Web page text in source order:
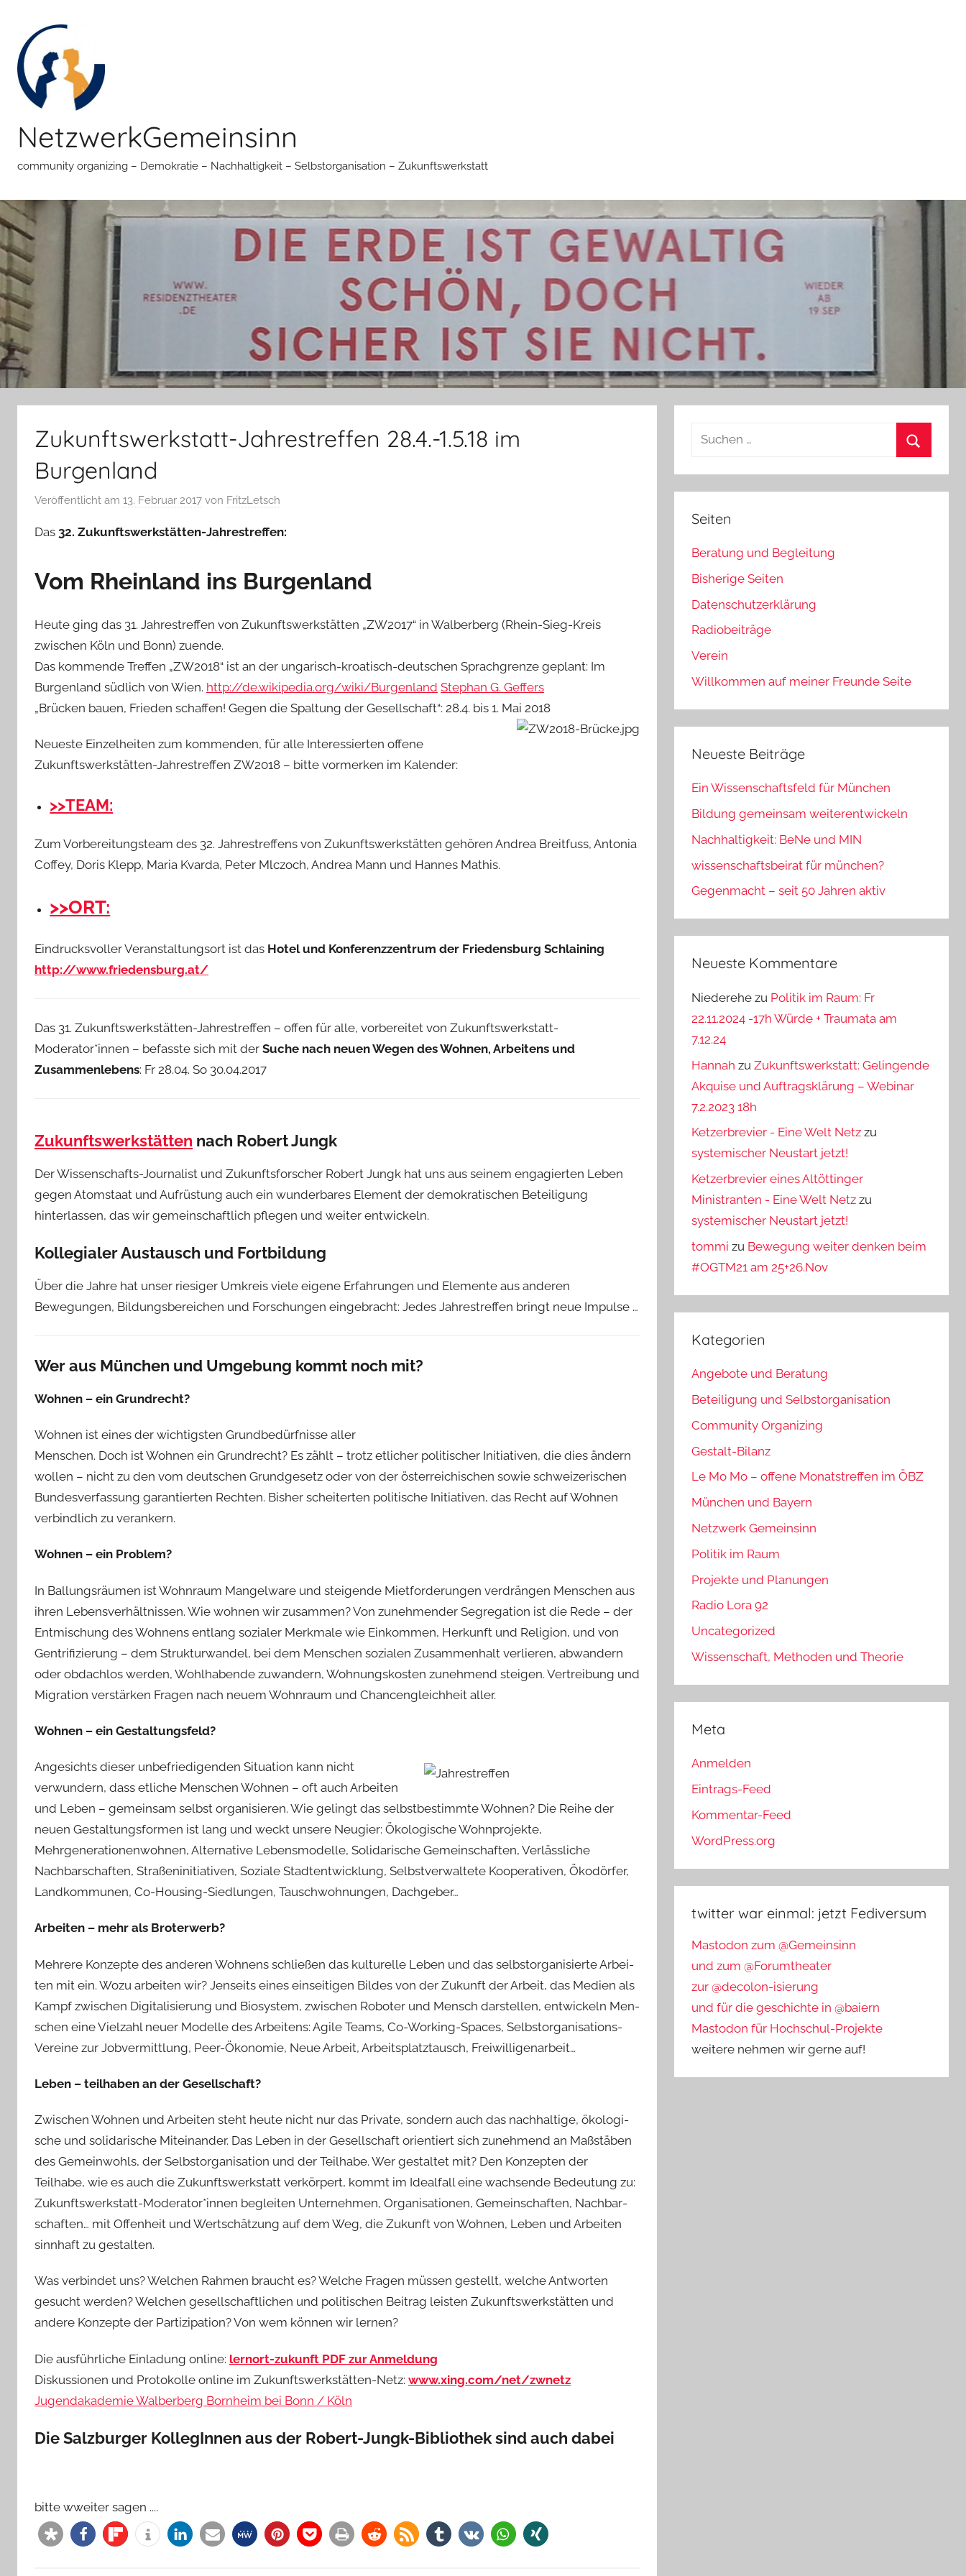
springen
NetzwerkGemeinsinn
community organizing – Demokratie – Nachhaltigkeit – Selbstorganisation – Zukunftswerkstatt
Zukunftswerkstatt-Jahrestreffen 28.4.-1.5.18 im
Burgenland
Veröffentlicht am 13. Februar 2017 von FritzLetsch
Das 32. Zukunftswerkstätten-Jahrestreffen:
Vom Rheinland ins Burgenland
Heute ging das 31. Jahrestreffen von Zukunftswerkstätten „ZW2017“ in Walberberg (Rhein-Sieg-Kreis
zwischen Köln und Bonn) zuende.
Das kommende Treffen „ZW2018“ ist an der ungarisch-kroatisch-deutschen Sprachgrenze geplant: Im
Burgenland südlich von Wien. http://de.wikipedia.org/wiki/Burgenland Stephan G. Geffers
„Brücken bauen, Frieden schaffen! Gegen die Spaltung der Gesellschaft“: 28.4. bis 1. Mai 2018
Neueste Einzelheiten zum kommenden, für alle Interessierten offene
Zukunftswerkstätten-Jahrestreffen ZW2018 – bitte vormerken im Kalender:
>>TEAM:
Zum Vorbereitungsteam des 32. Jahrestreffens von Zukunftswerkstätten gehören Andrea Breitfuss, Antonia
Coffey, Doris Klepp, Maria Kvarda, Peter Mlczoch, Andrea Mann und Hannes Mathis.
>>ORT:
Eindrucksvoller Veranstaltungsort ist das Hotel und Konferenzzentrum der Friedensburg Schlaining
http://www.friedensburg.at/
Das 31. Zukunftswerkstätten-Jahrestreffen – offen für alle, vorbereitet von Zukunftswerkstatt-
Moderator*innen – befasste sich mit der Suche nach neuen Wegen des Wohnen, Arbeitens und
Zusammenlebens: Fr 28.04. So 30.04.2017
Zukunftswerkstätten nach Robert Jungk
Der Wissenschafts-Journalist und Zukunftsforscher Robert Jungk hat uns aus seinem engagierten Leben
gegen Atomstaat und Aufrüstung auch ein wunderbares Element der demokratischen Beteiligung
hinterlassen, das wir gemeinschaftlich pflegen und weiter entwickeln.
Kollegialer Austausch und Fortbildung
Über die Jahre hat unser riesiger Umkreis viele eigene Erfahrungen und Elemente aus anderen
Bewegungen, Bildungsbereichen und Forschungen eingebracht: Jedes Jahrestreffen bringt neue Impulse …
Wer aus München und Umgebung kommt noch mit?
Wohnen – ein Grundrecht?
Wohnen ist eines der wichtigsten Grundbedürfnisse aller
Menschen. Doch ist Wohnen ein Grundrecht? Es zählt – trotz etlicher politischer Initiativen, die dies ändern
wollen – nicht zu den vom deutschen Grund­gesetz oder von der österreichischen sowie schweizerischen
Bundesverfassung garantierten Rechten. Bisher scheiterten politische Initiativen, das Recht auf Wohnen
verbindlich zu ver­ankern.
Wohnen – ein Problem?
In Ballungsräumen ist Wohnraum Mangelware und steigende Mietforderungen verdrängen Menschen aus
ihren Lebensverhältnissen. Wie wohnen wir zusammen? Von zunehmender Segregation ist die Rede – der
Entmischung des Wohnens entlang sozialer Merkmale wie Einkommen, Herkunft und Religion, und von
Gentrifizierung – dem Strukturwandel, bei dem Menschen sozialen Zusammenhalt verlieren, abwandern
oder obdachlos werden, Wohlhabende zuwandern, Wohnungskosten zunehmend steigen. Vertreibung und
Migration verstärken Fragen nach neuem Wohn­raum und Chancengleichheit aller.
Wohnen – ein Gestaltungsfeld?
Angesichts dieser unbefriedigenden Situation kann nicht
verwundern, dass etliche Menschen Wohnen – oft auch Arbeiten
und Leben – gemeinsam selbst organisieren. Wie gelingt das selbstbestimmte Wohnen? Die Reihe der
neuen Gestaltungsformen ist lang und weckt unsere Neugier: Ökologische Wohnprojekte,
Mehrgenerationenwohnen, Alternative Lebensmodelle, Solidarische Gemeinschaften, Verlässliche
Nachbarschaften, Straßeninitiativen, Soziale Stadtentwicklung, Selbstverwaltete Kooperativen, Ökodörfer,
Landkommunen, Co-Housing-Siedlungen, Tauschwohnungen, Dachgeber…
Arbeiten – mehr als Broterwerb?
Mehrere Konzepte des anderen Wohnens schließen das kulturelle Leben und das selbstorganisierte Arbei­
ten mit ein. Wozu arbeiten wir? Jenseits eines einseitigen Bildes von der Zukunft der Arbeit, das Medien als
Kampf zwischen Digitalisierung und Biosystem, zwischen Roboter und Mensch darstellen, entwickeln Men­
schen eine Vielzahl neuer Modelle des Arbeitens: Agile Teams, Co-Working-Spaces, Selbstorganisations-
Vereine zur Jobvermittlung, Peer-Ökonomie, Neue Arbeit, Arbeitsplatztausch, Freiwilligenarbeit…
Leben – teilhaben an der Gesellschaft?
Zwischen Wohnen und Arbeiten steht heute nicht nur das Private, sondern auch das nachhaltige, ökologi­
sche und solidarische Miteinander. Das Leben in der Gesellschaft orientiert sich zunehmend an Maßstäben
des Gemeinwohls, der Selbstorganisation und der Teilhabe. Wer gestaltet mit? Den Konzepten der
Teilhabe, wie es auch die Zukunftswerkstatt verkörpert, kommt im Idealfall eine wachsende Bedeutung zu:
Zukunfts­werkstatt-Moderator*innen begleiten Unternehmen, Organisationen, Gemeinschaften, Nachbar­
schaften… mit Offenheit und Wertschätzung auf dem Weg, die Zukunft von Wohnen, Leben und Arbeiten
sinnhaft zu gestalten.
Was verbindet uns? Welchen Rahmen braucht es? Welche Fragen müssen gestellt, welche Antworten
gesucht werden? Welchen gesellschaftlichen und politischen Beitrag leisten Zukunftswerk­stätten und
andere Konzepte der Partizipation? Von wem können wir lernen?
Die ausführliche Einladung online: lernort-zukunft PDF zur Anmeldung
Diskussionen und Protokolle online im Zukunftswerkstätten-Netz: www.xing.com/net/zwnetz
Jugendakademie Walberberg Bornheim bei Bonn / Köln
Die Salzburger KollegInnen aus der Robert-Jungk-Bibliothek sind auch dabei
bitte wweiter sagen ....
Suchen
Seiten
Beratung und Begleitung
Bisherige Seiten
Datenschutzerklärung
Radiobeiträge
Verein
Willkommen auf meiner Freunde Seite
Neueste Beiträge
Ein Wissenschaftsfeld für München
Bildung gemeinsam weiterentwickeln
Nachhaltigkeit: BeNe und MIN
wissenschaftsbeirat für münchen?
Gegenmacht – seit 50 Jahren aktiv
Neueste Kommentare
Niederehe zu Politik im Raum: Fr
22.11.2024 -17h Würde + Traumata am
7.12.24
Hannah zuZukunftswerkstatt: Gelingende
Akquise und Auftragsklärung – Webinar
7.2.2023 18h
Ketzerbrevier - Eine Welt Netz zu
systemischer Neustart jetzt!
Ketzerbrevier eines Altöttinger
Ministranten - Eine Welt Netz zu
systemischer Neustart jetzt!
tommi zu Bewegung weiter denken beim
#OGTM21 am 25+26.Nov
Kategorien
Angebote und Beratung
Beteiligung und Selbstorganisation
Community Organizing
Gestalt-Bilanz
Le Mo Mo – offene Monatstreffen im ÖBZ
München und Bayern
Netzwerk Gemeinsinn
Politik im Raum
Projekte und Planungen
Radio Lora 92
Uncategorized
Wissenschaft, Methoden und Theorie
Meta
Anmelden
Eintrags-Feed
Kommentar-Feed
WordPress.org
twitter war einmal: jetzt Fediversum
Mastodon zum @Gemeinsinn
und zum @Forumtheater
zur @decolon-isierung
und für die geschichte in @baiern
Mastodon für Hochschul-Projekte
weitere nehmen wir gerne auf!